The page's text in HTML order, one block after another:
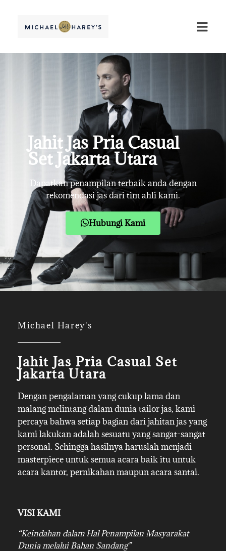
Jahit Jas Pria Casual
Set Jakarta Utara
Dapatkan penampilan terbaik anda dengan
rekomendasi jas dari tim ahli kami.
Hubungi Kami
Michael Harey's
Jahit Jas Pria Casual Set
Jakarta Utara
Dengan pengalaman yang cukup lama dan
malang melintang dalam dunia tailor jas, kami
percaya bahwa setiap bagian dari jahitan jas yang
kami lakukan adalah sesuatu yang sangat-sangat
personal. Sehingga hasilnya haruslah menjadi
masterpiece untuk semua acara baik itu untuk
acara kantor, pernikahan maupun acara santai.
VISI KAMI
“Keindahan dalam Hal Penampilan Masyarakat
Dunia melalui Bahan Sandang”